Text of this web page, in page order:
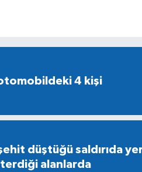
4 kişi
düştüğü saldırıda
alanlarda